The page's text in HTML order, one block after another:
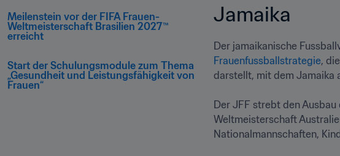
Meilenstein vor der FIFA Frauen-
Weltmeisterschaft Brasilien 2027™
erreicht
Start der Schulungsmodule zum Thema
„Gesundheit und Leistungsfähigkeit von
Frauen“
Jamaika
Frauenfussballstrategie,
darstellt, mit dem Jamaika
Der JFF strebt den
Weltmeisterschaft
Nationalmannschaften,